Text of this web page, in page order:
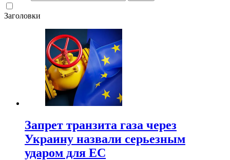
Заголовки
Запрет транзита газа через
Украину назвали серьезным
ударом для ЕС